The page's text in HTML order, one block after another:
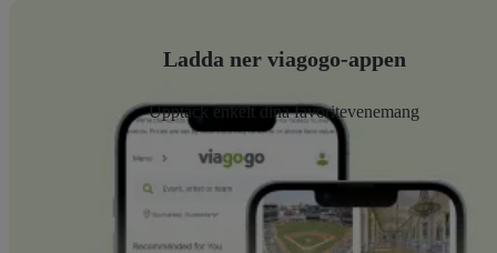
Ladda ner viagogo-appen
Upptäck enkelt dina favoritevenemang